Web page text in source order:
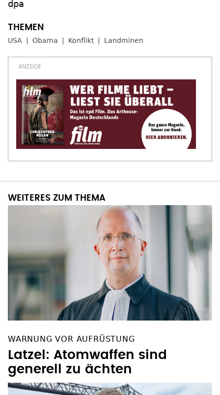
dpa
USA Obama Konflikt Landminen
WEITERES ZUM THEMA
WARNUNG VOR AUFRÜSTUNG
Latzel: Atomwaffen sind
generell zu ächten